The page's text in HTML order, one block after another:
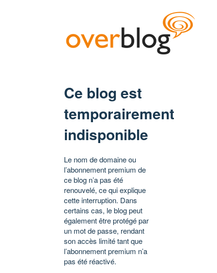
Ce blog est
temporairement
indisponible
Le nom de domaine ou
l’abonnement premium de
ce blog n’a pas été
renouvelé, ce qui explique
cette interruption. Dans
certains cas, le blog peut
également être protégé par
un mot de passe, rendant
son accès limité tant que
l’abonnement premium n’a
pas été réactivé.